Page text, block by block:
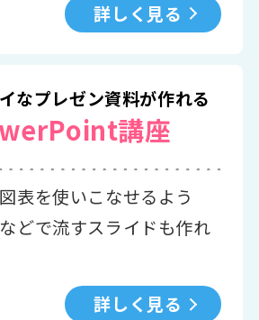
詳しく見る
なプレゼン資料が作れる
講座
表を使いこなせるよう
どで流すスライドも作れ
詳しく見る